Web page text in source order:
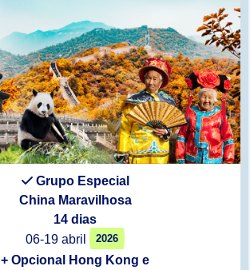
Grupo Especial
China Maravilhosa
14 dias
06-19 abril
2026
+ Opcional Hong Kong e